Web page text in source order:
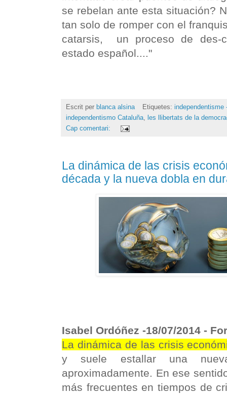
se rebelan ante esta situación?
tan solo de romper con el
catarsis, un proceso de des-
estado español...."
Escrit per blanca alsina Etiquetes: independentisme
independentismo Cataluña, les llibertats de la
Cap comentari:
La dinámica de las crisis
década y la nueva dobla en
Isabel Ordóñez -18/07/2014 -
La dinámica de las crisis
y suele estallar una
aproximadamente. En ese
más frecuentes en tiempos de